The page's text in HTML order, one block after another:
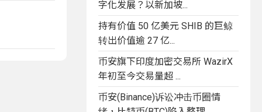
字化发展？以新加坡...
持有价值 50 亿美元 SHIB 的巨鲸
转出价值逾 27 亿...
币安旗下印度加密交易所 WazirX
年初至今交易量超 ...
币安(Binance)诉讼冲击币圈情